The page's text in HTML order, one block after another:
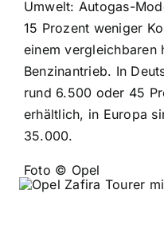
Umwelt: Autogas-
15 Prozent weniger
einem vergleichbaren
Benzinantrieb. In
rund 6.500 oder 45
erhältlich, in Europa
35.000.
Foto © Opel